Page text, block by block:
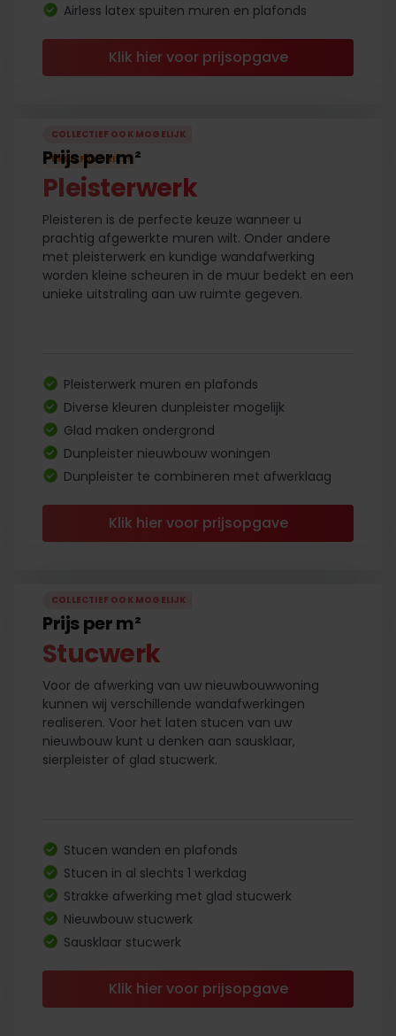
Airless latex spuiten muren en plafonds
Klik hier voor prijsopgave
Prijs per m²
Pleisterwerk
Pleisteren is de perfecte keuze wanneer u
prachtig afgewerkte muren wilt. Onder andere
met pleisterwerk en kundige wandafwerking
worden kleine scheuren in de muur bedekt en een
unieke uitstraling aan uw ruimte gegeven.
PRIJSFAVORIET!
COLLECTIEF OOK MOGELIJK
Pleisterwerk muren en plafonds
Diverse kleuren dunpleister mogelijk
Glad maken ondergrond
Dunpleister nieuwbouw woningen
Dunpleister te combineren met afwerklaag
Klik hier voor prijsopgave
Prijs per m²
Stucwerk
Voor de afwerking van uw nieuwbouwwoning
kunnen wij verschillende wandafwerkingen
realiseren. Voor het laten stucen van uw
nieuwbouw kunt u denken aan sausklaar,
sierpleister of glad stucwerk.
COLLECTIEF OOK MOGELIJK
Stucen wanden en plafonds
Stucen in al slechts 1 werkdag
Strakke afwerking met glad stucwerk
Nieuwbouw stucwerk
Sausklaar stucwerk
Klik hier voor prijsopgave